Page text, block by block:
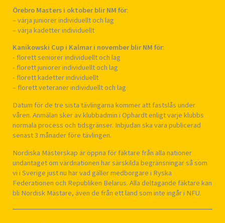
Örebro Masters i oktober blir NM för:
– värja juniorer individuellt och lag
– värja kadetter individuellt
Kanikowski Cup i Kalmar i november blir NM för:
‏- florett seniorer individuellt och lag
‏- florett juniorer individuellt och lag
– florett veteraner individuellt och lag
Datum för de tre sista tävlingarna kommer att fastslås under
våren. Anmälan sker av klubbadmin i Ophardt enligt varje klubbs
normala process och tidsgränser. Inbjudan ska vara publicerad
senast 3 månader före tävlingen.
Nordiska Mästerskap är öppna för fäktare från alla nationer
undantaget om värdnationen har särskilda begränsningar så som
vi i Sverige just nu har vad gäller medborgare i Ryska
Federationen och Republiken Belarus. Alla deltagande fäktare kan
bli Nordisk Mästare, även de från ett land som inte ingår i NFU.